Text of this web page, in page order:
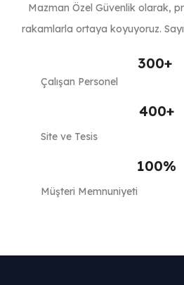
Mazman Özel Güvenlik olarak,
rakamlarla ortaya koyuyoruz.
300+
Çalışan Personel
400+
Site ve Tesis
100%
Müşteri Memnuniyeti